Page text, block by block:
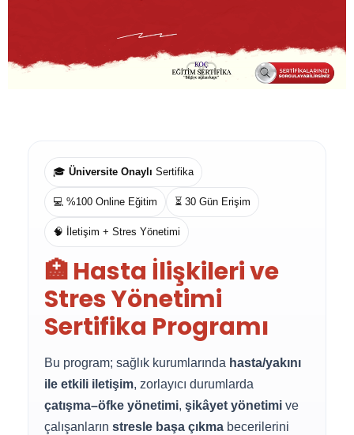
🎓 Üniversite Onaylı Sertifika
💻 %100 Online Eğitim ⏳ 30 Gün Erişim
🧠 İletişim + Stres Yönetimi
🏥 Hasta İlişkileri ve
Stres Yönetimi
Sertifika Programı
Bu program; sağlık kurumlarında hasta/yakını
ile etkili iletişim, zorlayıcı durumlarda
çatışma–öfke yönetimi, şikâyet yönetimi ve
çalışanların stresle başa çıkma becerilerini